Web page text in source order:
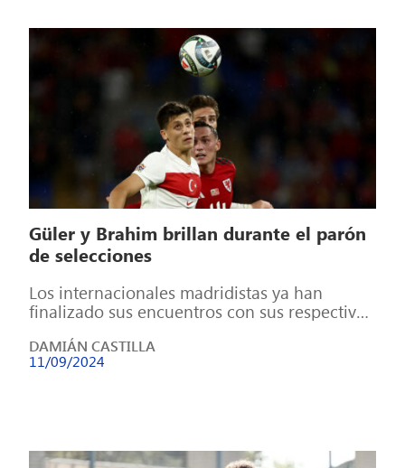
Güler y Brahim brillan durante el parón
de selecciones
Los internacionales madridistas ya han
finalizado sus encuentros con sus respectivas
con el […]
DAMIÁN CASTILLA
11/09/2024